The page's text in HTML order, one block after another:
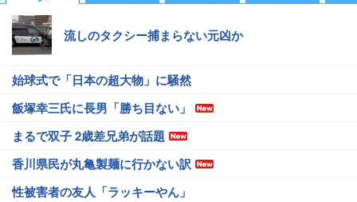
流しのタクシー捕まらない元凶か
始球式で「日本の超大物」に騒然
飯塚幸三氏に長男「勝ち目ない」
まるで双子 2歳差兄弟が話題
香川県民が丸亀製麺に行かない訳
性被害者の友人「ラッキーやん」